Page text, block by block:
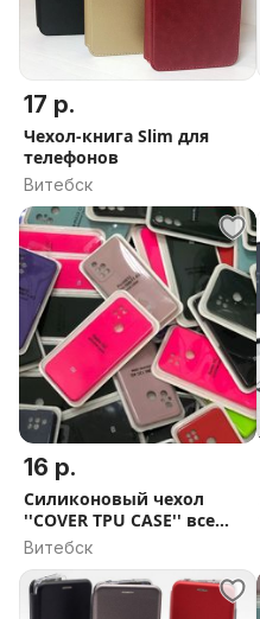
17 р.
Чехол-книга Slim для
телефонов
Витебск
16 р.
Силиконовый чехол
''COVER TPU CASE'' все
модели
Витебск